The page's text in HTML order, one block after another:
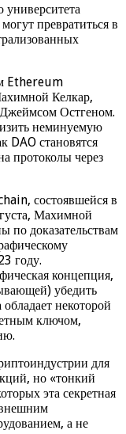
университета
превратиться в
Ethereum
Келкар,
Остгеном.
неминуемую
DAO становятся
протоколы через
состоявшейся в
Махимной
по доказательствам
году.
концепция,
убедить
некоторой
ключом,
для
но «тонкий
эта секретная
а не